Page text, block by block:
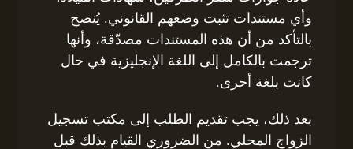
وأي مستندات تثبت وضعهم القانوني. يُنصح
بالتأكد من أن هذه المستندات مصدّقة، وأنها
ترجمت بالكامل إلى اللغة الإنجليزية في حال
كانت بلغة أخرى.
بعد ذلك، يجب تقديم الطلب إلى مكتب تسجيل
الزواج المحلي. من الضروري القيام بذلك قبل